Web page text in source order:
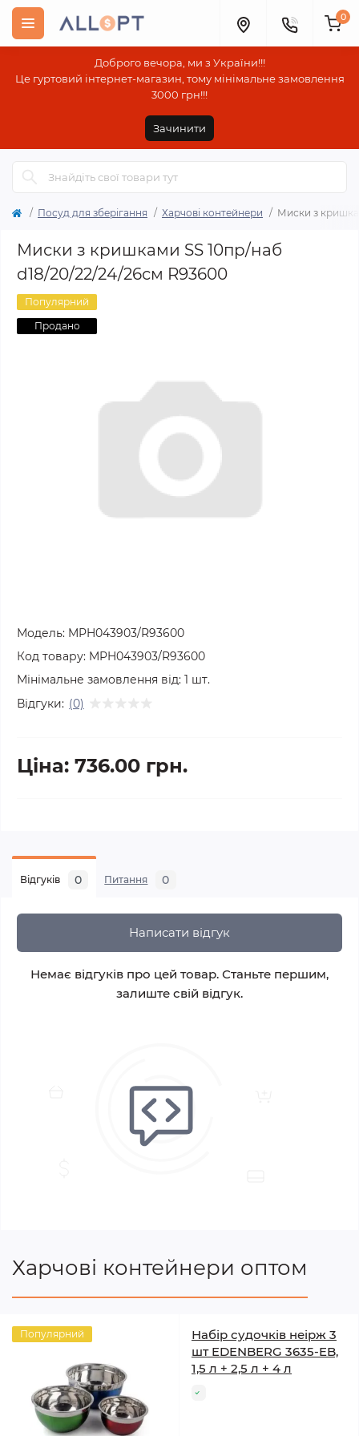
Доброго вечора, ми з України!!!
Це гуртовий інтернет-магазин, тому мінімальне замовлення
3000 грн!!!
Зачинити
0
Посуд для зберігання Харчові контейнери Миски з
Миски з кришками SS 10пр/наб
d18/20/22/24/26см R93600
Популярний
Продано
Модель: MPH043903/R93600
Код товару: MPH043903/R93600
Мінімальне замовлення від: 1 шт.
Відгуки: (0)
Ціна: 736.00 грн.
Відгуків 0 Питання 0
Написати відгук
Немає відгуків про цей товар. Станьте першим,
залиште свій відгук.
Харчові контейнери оптом
Популярний
Набір судочків неірж 3
шт EDENBERG 3635-EB,
1,5 л + 2,5 л + 4 л